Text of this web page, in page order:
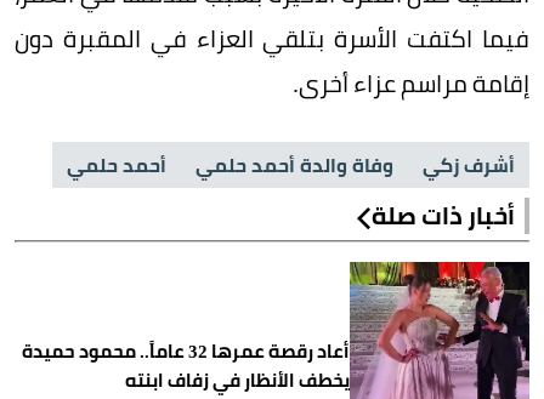
فيما اكتفت الأسرة بتلقي العزاء في المقبرة دون
إقامة مراسم عزاء أخرى.
أشرف زكي وفاة والدة أحمد حلمي أحمد حلمي
أخبار ذات صلة
أعاد رقصة عمرها 32 عاماً.. محمود حميدة
يخطف الأنظار في زفاف ابنته